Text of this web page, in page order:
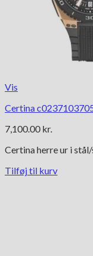
Vis
Certina
7,100.00 kr.
Certina herre ur i
Tilføj til kurv